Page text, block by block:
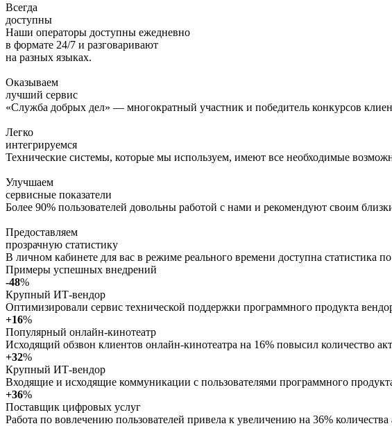
Всегда
доступны
Наши операторы доступны ежедневно
в формате 24/7 и разговаривают
на разных языках.
Оказываем
лучший сервис
«Служба добрых дел» — многократный участник и победитель конкурсов
Легко
интегрируемся
Технические системы, которые мы используем, имеют все необходимые
Улучшаем
сервисные показатели
Более 90% пользователей довольны работой с нами и рекомендуют своим
Предоставляем
прозрачную статистику
В личном кабинете для вас в режиме реального времени доступна статистика
Примеры успешных внедрений
-48%
Крупный ИТ-вендор
Оптимизировали сервис технической поддержки программного продукта
+16%
Популярный онлайн-кинотеатр
Исходящий обзвон клиентов онлайн-кинотеатра на 16% повысил количество
+32%
Крупный ИТ-вендор
Входящие и исходящие коммуникации с пользователями программного
+36%
Поставщик цифровых услуг
Работа по вовлечению пользователей привела к увеличению на 36%